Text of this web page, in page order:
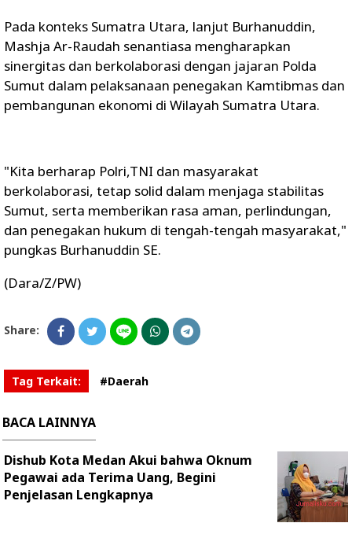
Pada konteks Sumatra Utara, lanjut Burhanuddin,
Mashja Ar-Raudah senantiasa mengharapkan
sinergitas dan berkolaborasi dengan jajaran Polda
Sumut dalam pelaksanaan penegakan Kamtibmas dan
pembangunan ekonomi di Wilayah Sumatra Utara.
"Kita berharap Polri,TNI dan masyarakat
berkolaborasi, tetap solid dalam menjaga stabilitas
Sumut, serta memberikan rasa aman, perlindungan,
dan penegakan hukum di tengah-tengah masyarakat,"
pungkas Burhanuddin SE.
(Dara/Z/PW)
Share:
Tag Terkait: #Daerah
BACA LAINNYA
Dishub Kota Medan Akui bahwa Oknum
Pegawai ada Terima Uang, Begini
Penjelasan Lengkapnya